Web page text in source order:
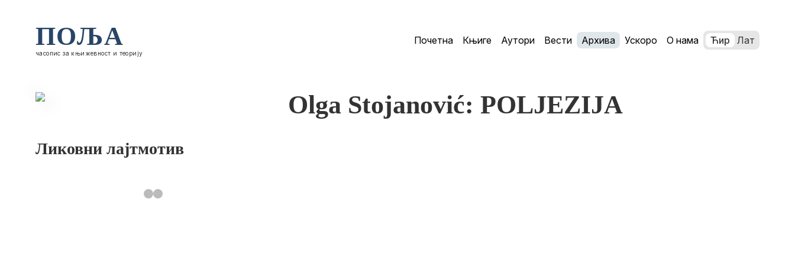
ПОЉА
часопис за књижевност и теорију
Почетна Књиге Аутори Вести Архива Ускоро О нама Ћир Лат
Ликовни лајтмотив
Olga Stojanović: POLJEZIJA